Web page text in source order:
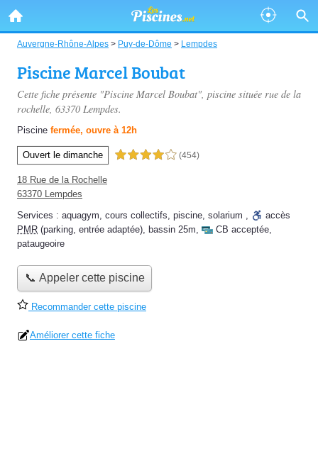
Auvergne-Rhône-Alpes > Puy-de-Dôme > Lempdes
Piscine Marcel Boubat
Cette fiche présente "Piscine Marcel Boubat", piscine située rue de la
rochelle, 63370 Lempdes.
Piscine fermée, ouvre à 12h
Ouvert le dimanche 4,0 étoiles sur 5 (454)
18 Rue de la Rochelle
63370 Lempdes
Services : aquagym, cours collectifs, piscine, solarium ,
accès
PMR (parking, entrée adaptée), bassin 25m, CB acceptée,
pataugeoire
📞 Appeler cette piscine
Recommander cette piscine
Améliorer cette fiche